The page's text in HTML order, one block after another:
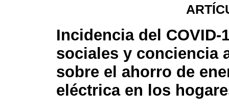
Incidencia del COVID-
sociales y conciencia
sobre el ahorro de
eléctrica en los